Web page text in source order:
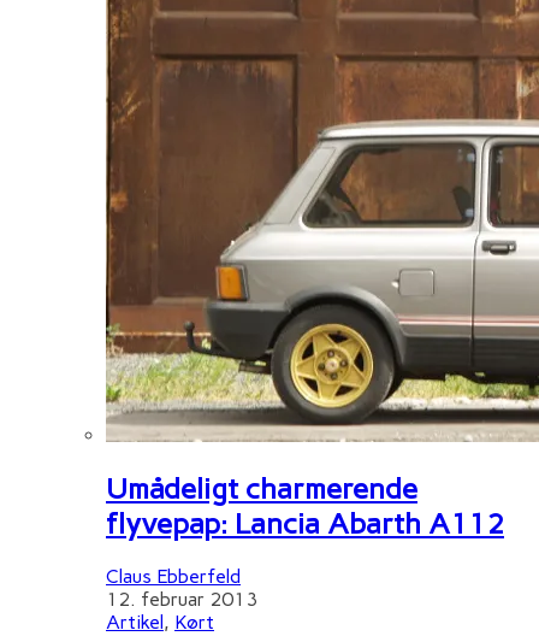
Umådeligt charmerende
flyvepap: Lancia Abarth A112
Claus Ebberfeld
12. februar 2013
Artikel, Kørt